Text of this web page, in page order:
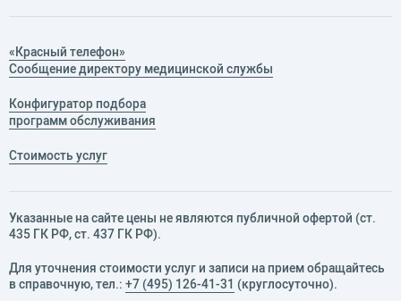
«Красный телефон»
Сообщение директору медицинской службы
Конфигуратор подбора
программ обслуживания
Стоимость услуг
Указанные на сайте цены не являются публичной офертой (ст.
435 ГК РФ, cт. 437 ГК РФ).
Для уточнения стоимости услуг и записи на прием обращайтесь
в справочную, тел.: +7 (495) 126-41-31 (круглосуточно).